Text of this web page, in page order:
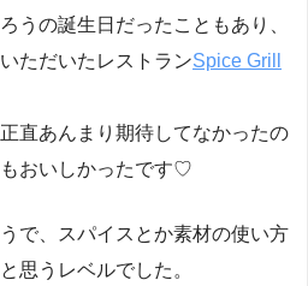
うの誕生日だったこともあり、
ただいたレストランSpice Grill
直あんまり期待してなかったの
おいしかったです♡
で、スパイスとか素材の使い方
思うレベルでした。